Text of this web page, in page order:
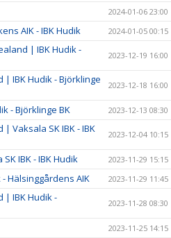
2024-01-06 23:00
AIK - IBK Hudik 2024-01-05 00:15
| IBK Hudik -
2023-12-19 16:00
| IBK Hudik - Björklinge
2023-12-18 16:00
- Björklinge BK 2023-12-13 08:30
Vaksala SK IBK - IBK
2023-12-04 10:15
IBK - IBK Hudik 2023-11-29 15:15
Hälsinggårdens AIK 2023-11-29 11:45
| IBK Hudik -
2023-11-28 08:30
2023-11-25 14:15